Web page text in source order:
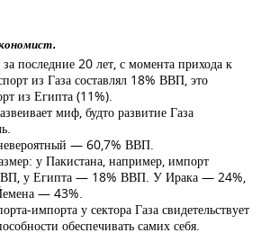
за последние 20 лет, с момента прихода к
из Газа составлял 18% ВВП, это
из Египта (11%).
миф, будто развитие Газа
— 60,7% ВВП.
у Пакистана, например, импорт
ВВП, у Египта — 18% ВВП. У Ирака — 24%,
— 43%.
импорта у сектора Газа свидетельствует
обеспечивать самих себя.